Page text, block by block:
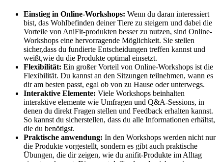
Einstieg in Online-Workshops: Wenn du daran ⁢interessiert​
bist, das Wohlbefinden deiner Tiere ⁤zu ‌steigern und dabei die⁢
Vorteile‌ von ​AniFit-produkten besser⁤ zu ‌nutzen,⁣ sind‌ Online-
Workshops eine hervorragende​ Möglichkeit. Sie‌ stellen
sicher,dass du fundierte ⁣Entscheidungen treffen kannst und
weißt,wie‌ du die Produkte optimal⁢ einsetzt.
Flexibilität: Ein großer Vorteil von ​Online-Workshops⁤ ist die
Flexibilität. ⁣Du kannst‌ an ⁤den Sitzungen teilnehmen, wann ‍es
dir am ⁤besten passt, egal ob von zu Hause oder unterwegs.
Interaktive Elemente: Viele Workshops beinhalten
interaktive elemente wie ⁢Umfragen und Q&A-Sessions,⁢ in
denen du direkt Fragen stellen ⁣und Feedback erhalten kannst.
⁤So kannst du sicherstellen, dass du⁢ alle Informationen erhältst,
die ‌du benötigst.
Praktische​ anwendung: In den‌ Workshops​ werden nicht nur⁤
die ⁣Produkte vorgestellt, sondern ‍es gibt⁤ auch praktische
Übungen, die dir ⁢zeigen,​ wie du anifit-Produkte ⁤im Alltag⁤